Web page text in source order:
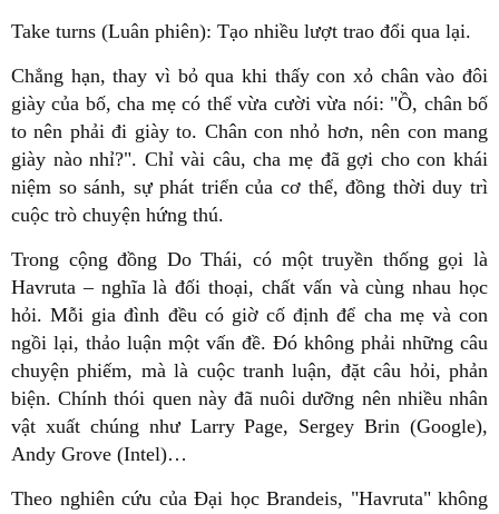
Take turns (Luân phiên): Tạo nhiều lượt trao đổi qua lại.
Chẳng hạn, thay vì bỏ qua khi thấy con xỏ chân vào đôi
giày của bố, cha mẹ có thể vừa cười vừa nói: "Ồ, chân bố
to nên phải đi giày to. Chân con nhỏ hơn, nên con mang
giày nào nhỉ?". Chỉ vài câu, cha mẹ đã gợi cho con khái
niệm so sánh, sự phát triển của cơ thể, đồng thời duy trì
cuộc trò chuyện hứng thú.
Trong cộng đồng Do Thái, có một truyền thống gọi là
Havruta – nghĩa là đối thoại, chất vấn và cùng nhau học
hỏi. Mỗi gia đình đều có giờ cố định để cha mẹ và con
ngồi lại, thảo luận một vấn đề. Đó không phải những câu
chuyện phiếm, mà là cuộc tranh luận, đặt câu hỏi, phản
biện. Chính thói quen này đã nuôi dưỡng nên nhiều nhân
vật xuất chúng như Larry Page, Sergey Brin (Google),
Andy Grove (Intel)…
Theo nghiên cứu của Đại học Brandeis, "Havruta" không